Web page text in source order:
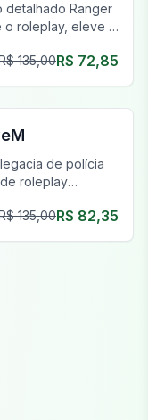
detalhado Ranger
o roleplay, eleve a
135,00R$ 72,85
de polícia
roleplay
135,00R$ 82,35